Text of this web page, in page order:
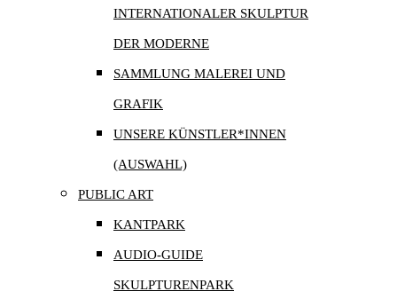
INTERNATIONALER SKULPTUR
DER MODERNE
SAMMLUNG MALEREI UND
GRAFIK
UNSERE KÜNSTLER*INNEN
(AUSWAHL)
PUBLIC ART
KANTPARK
AUDIO-GUIDE
SKULPTURENPARK